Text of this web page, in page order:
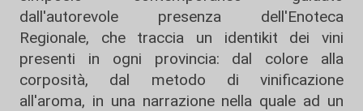
dall'autorevole presenza dell'Enoteca
Regionale, che traccia un identikit dei vini
presenti in ogni provincia: dal colore alla
corposità, dal metodo di vinificazione
all'aroma, in una narrazione nella quale ad un